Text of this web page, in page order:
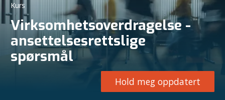
Kurs
Virksomhetsoverdragelse -
ansettelsesrettslige
spørsmål
Hold meg oppdatert